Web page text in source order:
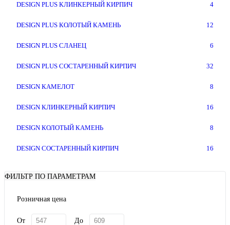
DESIGN PLUS КЛИНКЕРНЫЙ КИРПИЧ 4
DESIGN PLUS КОЛОТЫЙ КАМЕНЬ 12
DESIGN PLUS СЛАНЕЦ 6
DESIGN PLUS СОСТАРЕННЫЙ КИРПИЧ 32
DESIGN КАМЕЛОТ 8
DESIGN КЛИНКЕРНЫЙ КИРПИЧ 16
DESIGN КОЛОТЫЙ КАМЕНЬ 8
DESIGN СОСТАРЕННЫЙ КИРПИЧ 16
ФИЛЬТР ПО ПАРАМЕТРАМ
Розничная цена
От До